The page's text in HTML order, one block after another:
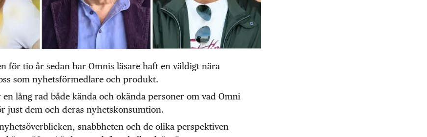
för tio år sedan har Omnis läsare haft en väldigt nära
som nyhetsförmedlare och produkt.
lång rad både kända och okända personer om vad Omni
just dem och deras nyhetskonsumtion.
snabbheten och de olika perspektiven